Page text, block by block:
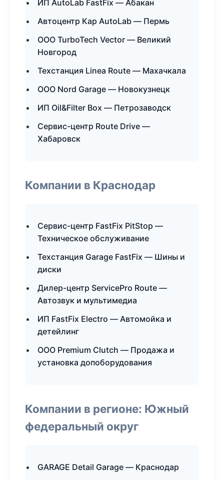
ИП AutoLab FastFix — Абакан
Автоцентр Кар AutoLab — Пермь
ООО TurboTech Vector — Великий
Новгород
Техстанция Linea Route — Махачкала
ООО Nord Garage — Новокузнецк
ИП Oil&Filter Box — Петрозаводск
Сервис-центр Route Drive —
Хабаровск
Компании в Краснодар
Сервис-центр FastFix PitStop —
Техническое обслуживание
Техстанция Garage FastFix — Шины и
диски
Дилер-центр ServicePro Route —
Автозвук и мультимедиа
ИП FastFix Electro — Автомойка и
детейлинг
ООО Premium Clutch — Продажа и
установка допоборудования
Компании в регионе: Южный
федеральный округ
GARAGE Detail Garage — Краснодар